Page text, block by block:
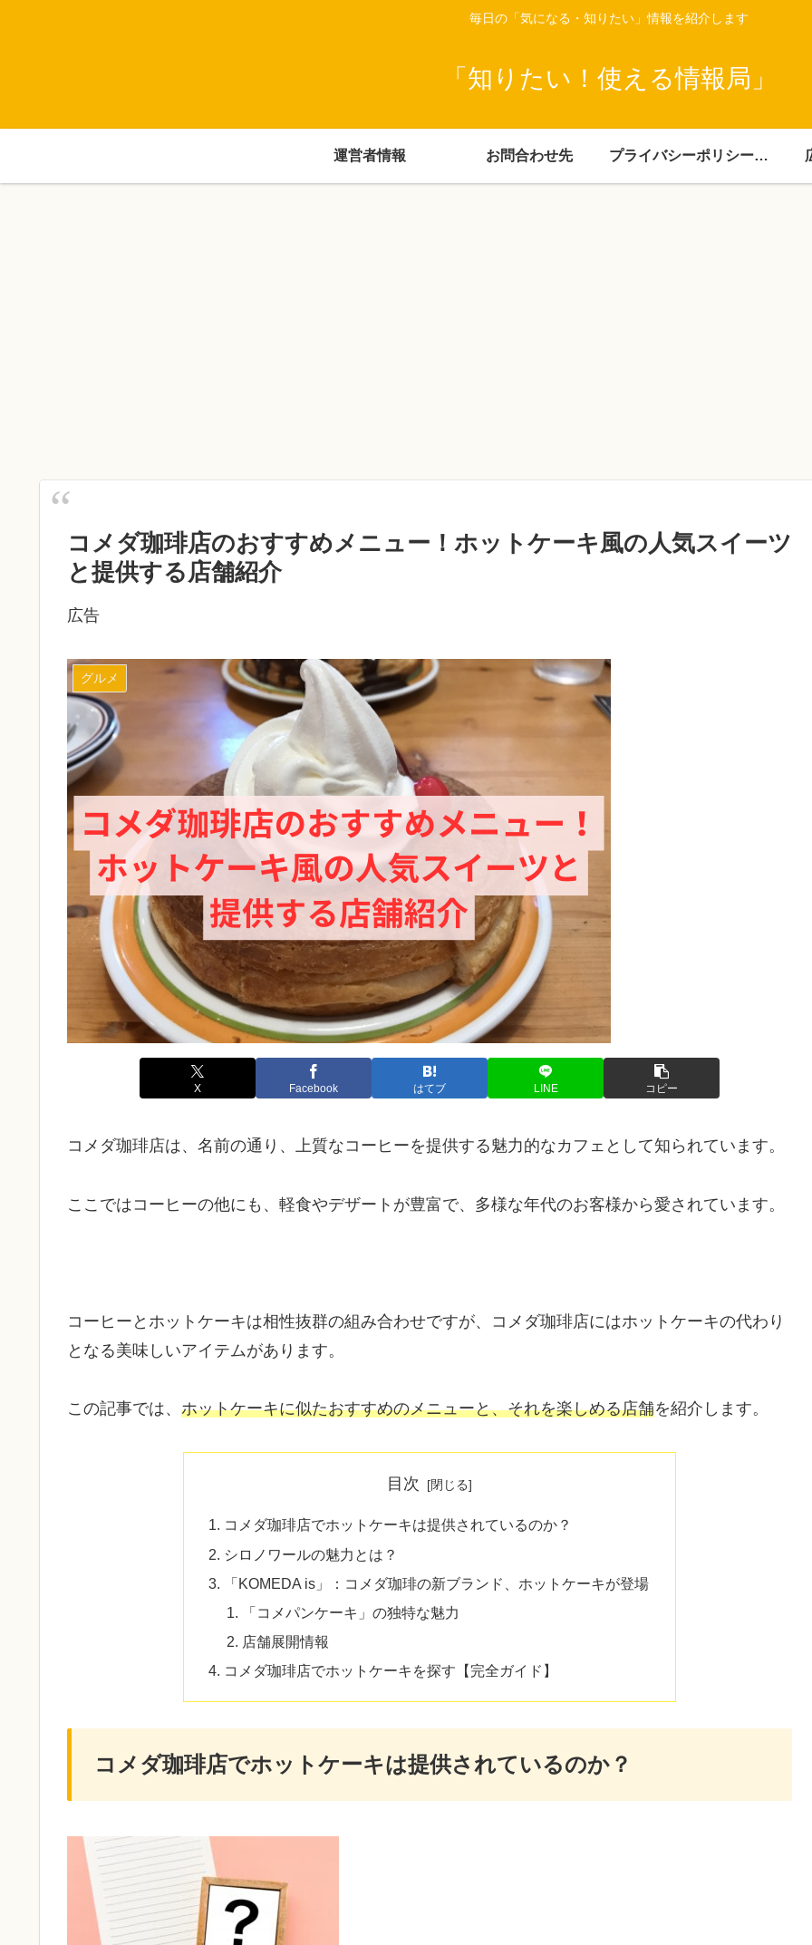
毎日の「気になる・知りたい」情報を紹介します
「知りたい！使える情報局」
運営者情報 お問合わせ先 プライバシーポリシー・免責事項
コメダ珈琲店のおすすめメニュー！ホットケーキ風の人気スイーツ
と提供する店舗紹介
広告
グルメ
X Facebook はてブ LINE コピー
コメダ珈琲店は、名前の通り、上質なコーヒーを提供する魅力的なカフェとして知られています。
ここではコーヒーの他にも、軽食やデザートが豊富で、多様な年代のお客様から愛されています。
コーヒーとホットケーキは相性抜群の組み合わせですが、コメダ珈琲店にはホットケーキの代わり
となる美味しいアイテムがあります。
この記事では、 ホットケーキに似たおすすめのメニューと、それを楽しめる店舗を紹介します。
目次
コメダ珈琲店でホットケーキは提供されているのか？
シロノワールの魅力とは？
「KOMEDA is」：コメダ珈琲の新ブランド、ホットケーキが登場
「コメパンケーキ」の独特な魅力
店舗展開情報
コメダ珈琲店でホットケーキを探す【完全ガイド】
コメダ珈琲店でホットケーキは提供されているのか？